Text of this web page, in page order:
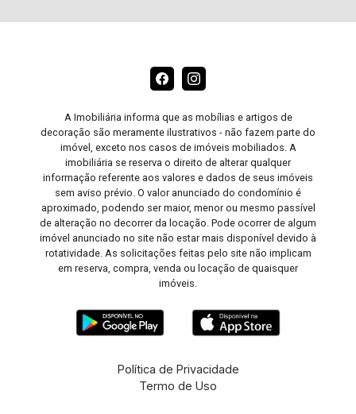
A Imobiliária informa que as mobílias e artigos de
decoração são meramente ilustrativos - não fazem parte do
imóvel, exceto nos casos de imóveis mobiliados. A
imobiliária se reserva o direito de alterar qualquer
informação referente aos valores e dados de seus imóveis
sem aviso prévio. O valor anunciado do condomínio é
aproximado, podendo ser maior, menor ou mesmo passível
de alteração no decorrer da locação. Pode ocorrer de algum
imóvel anunciado no site não estar mais disponível devido à
rotatividade. As solicitações feitas pelo site não implicam
em reserva, compra, venda ou locação de quaisquer
imóveis.
Política de Privacidade
Termo de Uso